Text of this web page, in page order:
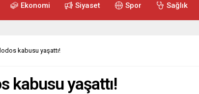
Ekonomi Siyaset Spor Sağlık
kabusu yaşattı!
kabusu yaşattı!